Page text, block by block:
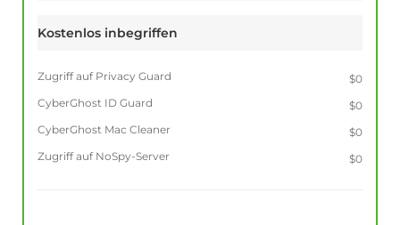
Kostenlos inbegriffen
Zugriff auf Privacy Guard
$0
CyberGhost ID Guard
$0
CyberGhost Mac Cleaner
$0
Zugriff auf NoSpy-Server
$0